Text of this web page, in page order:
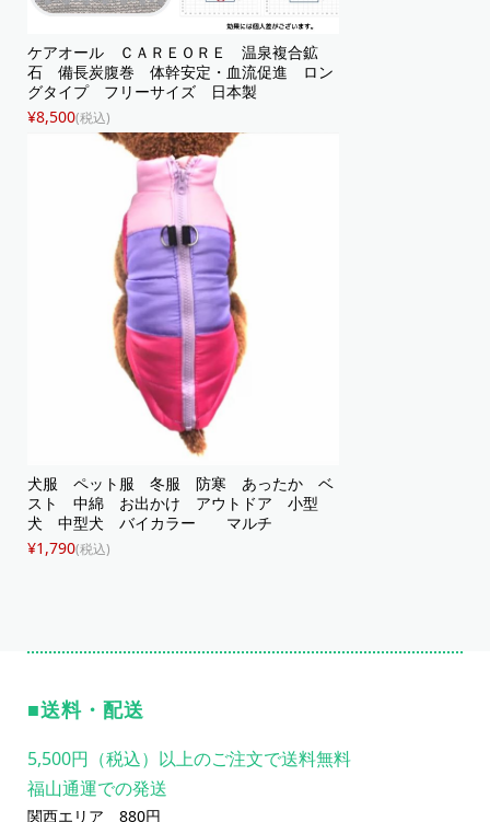
ケアオール ＣＡＲＥＯＲＥ 温泉複合鉱
石 備長炭腹巻 体幹安定・血流促進 ロン
グタイプ フリーサイズ 日本製
¥8,500(税込)
犬服 ペット服 冬服 防寒 あったか ベ
スト 中綿 お出かけ アウトドア 小型
犬 中型犬 バイカラー マルチ
¥1,790(税込)
送料・配送
5,500円（税込）以上のご注文で送料無料
福山通運での発送
関西エリア 880円